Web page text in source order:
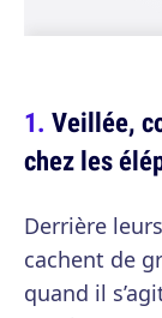
Veillée,
chez les
Derrière
cachent de
quand il